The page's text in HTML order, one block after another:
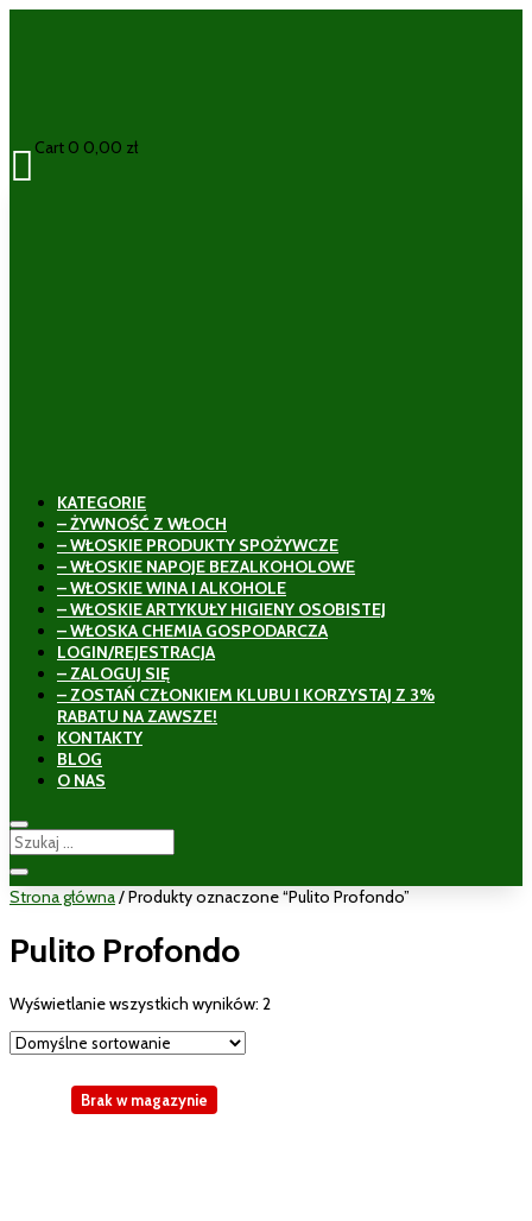
 Cart 0 0,00 zł
KATEGORIE
– ŻYWNOŚĆ Z WŁOCH
– WŁOSKIE PRODUKTY SPOŻYWCZE
– WŁOSKIE NAPOJE BEZALKOHOLOWE
– WŁOSKIE WINA I ALKOHOLE
– WŁOSKIE ARTYKUŁY HIGIENY OSOBISTEJ
– WŁOSKA CHEMIA GOSPODARCZA
LOGIN/REJESTRACJA
– ZALOGUJ SIĘ
– ZOSTAŃ CZŁONKIEM KLUBU I KORZYSTAJ Z 3%
RABATU NA ZAWSZE!
KONTAKTY
BLOG
O NAS
Strona główna/ Produkty oznaczone “Pulito Profondo”
Pulito Profondo
Wyświetlanie wszystkich wyników: 2
Brak w magazynie